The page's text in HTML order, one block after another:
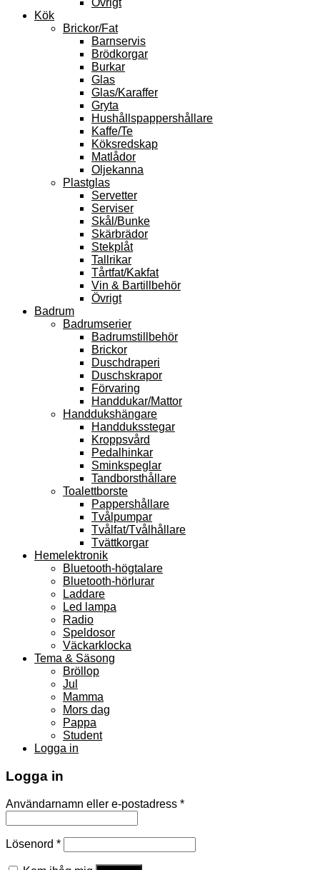
Övrigt
Kök
Brickor/Fat
Barnservis
Brödkorgar
Burkar
Glas
Glas/Karaffer
Gryta
Hushållspappershållare
Kaffe/Te
Köksredskap
Matlådor
Oljekanna
Plastglas
Servetter
Serviser
Skål/Bunke
Skärbrädor
Stekplåt
Tallrikar
Tårtfat/Kakfat
Vin & Bartillbehör
Övrigt
Badrum
Badrumserier
Badrumstillbehör
Brickor
Duschdraperi
Duschskrapor
Förvaring
Handdukar/Mattor
Handdukshängare
Handduksstegar
Kroppsvård
Pedalhinkar
Sminkspeglar
Tandborsthållare
Toalettborste
Pappershållare
Tvålpumpar
Tvålfat/Tvålhållare
Tvättkorgar
Hemelektronik
Bluetooth-högtalare
Bluetooth-hörlurar
Laddare
Led lampa
Radio
Speldosor
Väckarklocka
Tema & Säsong
Bröllop
Jul
Mamma
Mors dag
Pappa
Student
Logga in
Logga in
Användarnamn eller e-postadress *
Lösenord *